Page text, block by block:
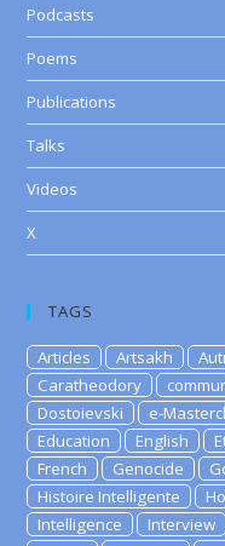
Podcasts
Poems
Publications
Talks
Videos
X
TAGS
Articles Artsakh
Caratheodory
Dostoievski
e-
Education
English
French
Genocide
Histoire Intelligente
Intelligence
Interview